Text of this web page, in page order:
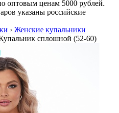
оптовым ценам 5000 рублей.
указаны российские
› Женские купальники
сплошной (52-60)